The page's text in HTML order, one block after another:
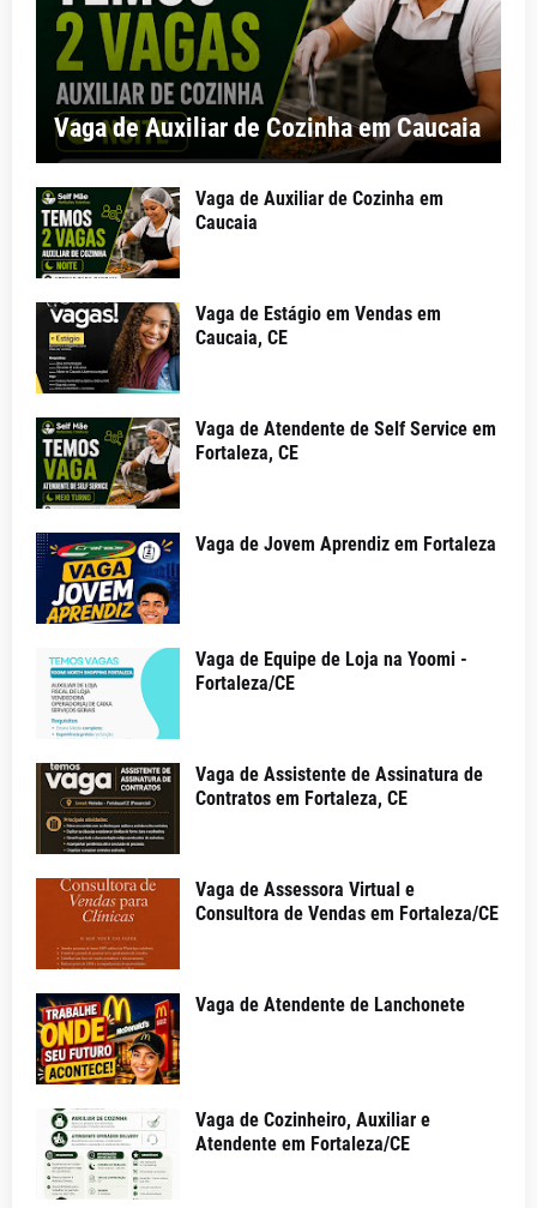
Vaga de Auxiliar de Cozinha em Caucaia
Vaga de Auxiliar de Cozinha em
Caucaia
Vaga de Estágio em Vendas em
Caucaia, CE
Vaga de Atendente de Self Service em
Fortaleza, CE
Vaga de Jovem Aprendiz em Fortaleza
Vaga de Equipe de Loja na Yoomi -
Fortaleza/CE
Vaga de Assistente de Assinatura de
Contratos em Fortaleza, CE
Vaga de Assessora Virtual e
Consultora de Vendas em Fortaleza/CE
Vaga de Atendente de Lanchonete
Vaga de Cozinheiro, Auxiliar e
Atendente em Fortaleza/CE